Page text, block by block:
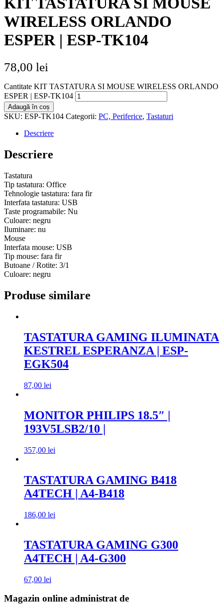
WIRELESS ORLANDO
ESPER | ESP-TK104
78,00 lei
Cantitate KIT TASTATURA SI MOUSE WIRELESS ORLANDO
ESPER | ESP-TK104
Adaugă în coș
SKU: ESP-TK104 Categorii: PC, Periferice, Tastaturi
Descriere
Descriere
Tastatura
Tip tastatura: Office
Tehnologie tastatura: fara fir
Interfata tastatura: USB
Taste programabile: Nu
Culoare: negru
Iluminare: nu
Mouse
Interfata mouse: USB
Tip mouse: fara fir
Butoane / Rotite: 3/1
Culoare: negru
Produse similare
TASTATURA GAMING ILUMINATA
KESTREL ESPERANZA | ESP-
EGK504
87,00 lei
MONITOR PHILIPS 18.5″ |
193V5LSB2/10 |
357,00 lei
TASTATURA GAMING B418
A4TECH | A4-B418
186,00 lei
TASTATURA GAMING G300
A4TECH | A4-G300
67,00 lei
Magazin online administrat de